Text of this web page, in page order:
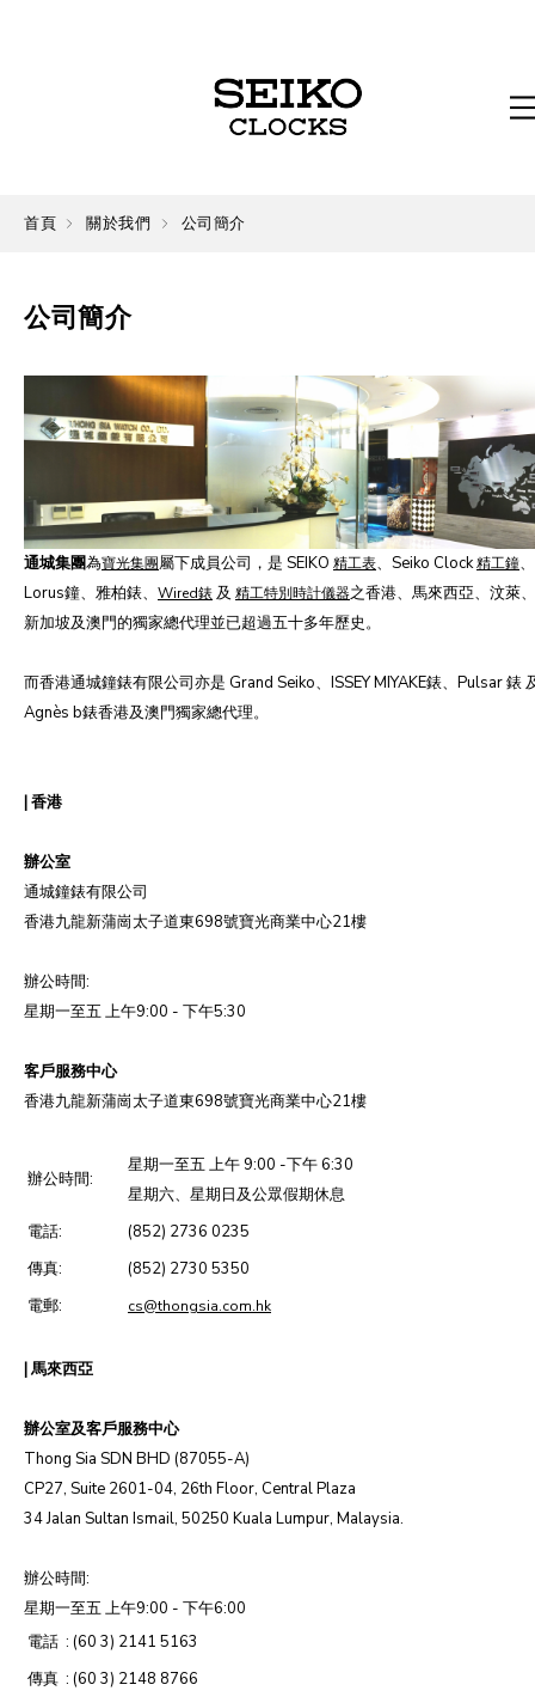
首頁 關於我們 公司簡介
公司簡介
通城集團為寶光集團屬下成員公司，是 SEIKO 精工表、Seiko Clock精工鐘、
Lorus鐘、 雅柏錶、 Wired錶 及 精工特別時計儀器之香港、馬來西亞、汶萊、
新加坡及澳門的獨家總代理並已超過五十多年歷史。
而香港通城鐘錶有限公司亦是 Grand Seiko、ISSEY MIYAKE錶、Pulsar 錶
Agnès b錶香港及澳門獨家總代理。
|香港
辦公室
通城鐘錶有限公司
香港九龍新蒲崗太子道東698號寶光商業中心21樓
辦公時間:
星期一至五 上午9:00 - 下午5:30
客戶服務中心
香港九龍新蒲崗太子道東698號寶光商業中心21樓
辦公時間:
星期一至五 上午 9:00 -下午 6:30
星期六、星期日及公眾假期休息
電話:
(852) 2736 0235
傳真:
(852) 2730 5350
電郵:
cs@thongsia.com.hk
|馬來西亞
辦公室及客戶服務中心
Thong Sia SDN BHD (87055-A)
CP27, Suite 2601-04, 26th Floor, Central Plaza
34 Jalan Sultan Ismail, 50250 Kuala Lumpur, Malaysia.
辦公時間:
星期一至五 上午9:00 - 下午6:00
電話 : (60 3) 2141 5163
傳真 : (60 3) 2148 8766